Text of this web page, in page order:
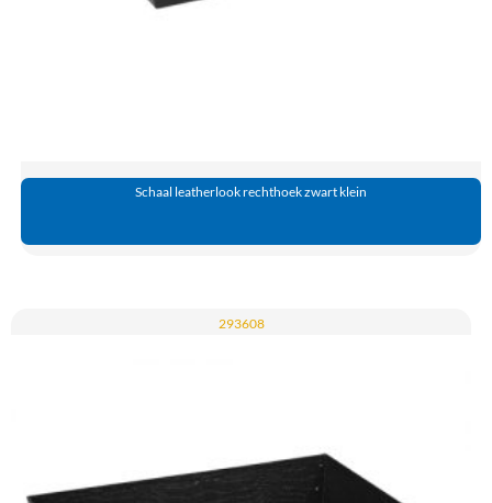
Schaal leatherlook rechthoek zwart klein
293608